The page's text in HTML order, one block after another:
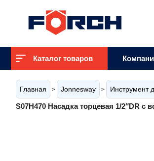
Каталог товаров
Главная > Jonnesway > Инструмент
S07H470 Насадка торцевая 1/2″DR с